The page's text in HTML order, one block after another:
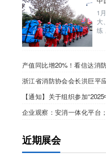
援
浙江省消防协会会长洪巨平应
安通信技术有限公司年度会议
际消防安全及应急救援展览会
能训练系统；新能源场所智慧
1
大
练
近期展会